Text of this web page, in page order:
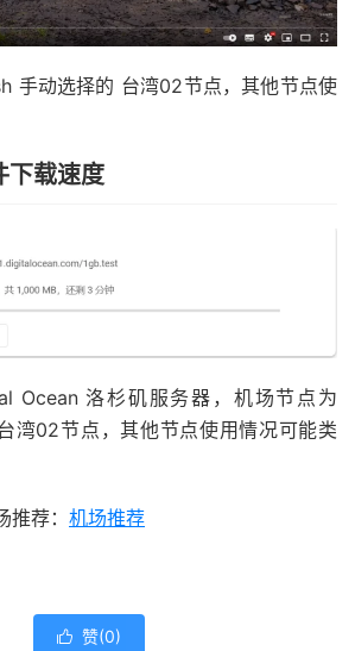
手动选择的 台湾02节点，其他节点使
下载速度
Ocean 洛杉矶服务器，机场节点为
湾02节点，其他节点使用情况可能类
荐： 机场推荐
 赞(0)